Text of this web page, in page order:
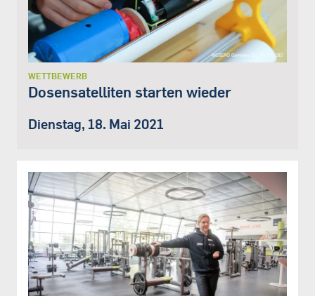
WETTBEWERB
Dosensatelliten starten wieder
Dienstag, 18. Mai 2021